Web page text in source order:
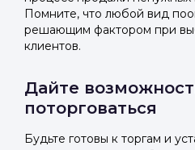
Помните, что любой вид
решающим фактором при
клиентов.
Дайте
поторговаться
Будьте готовы к торгам и